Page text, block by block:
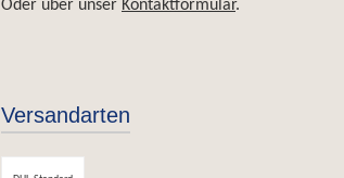
Oder über unser Kontaktformular.
Versandarten